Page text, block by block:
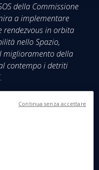
della Commissione
a implementare
rendezvous in orbita
nello Spazio,
miglioramento della
contempo i detriti
tra Thales (67%) e
guidare il progetto
di manutenzione in
Continua senza accettare